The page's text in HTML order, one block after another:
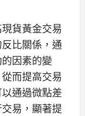
貨黃金交易
比關係，通
因素的變
而提高交易
通過微點差
易，顯著提